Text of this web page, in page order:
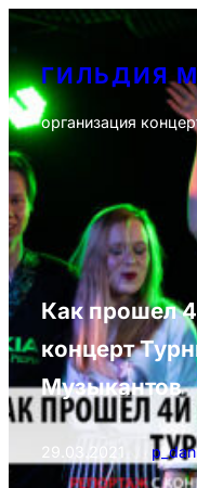
Перейти
к
содержимому
ГИЛЬДИЯ
организация
Как прошел
концерт
Музыкантов
29.03.2021